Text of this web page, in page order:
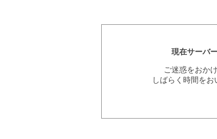
現在サーバ
ご迷惑をおか
しばらく時間を